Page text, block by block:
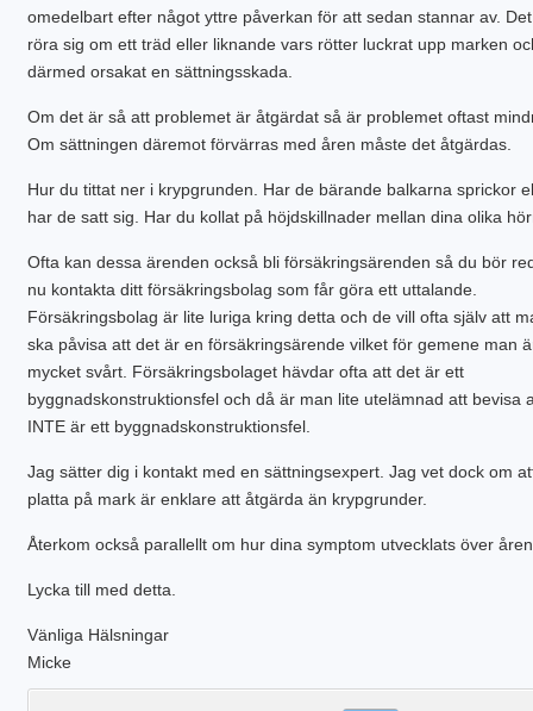
omedelbart efter något yttre påverkan för att sedan stannar av.
röra sig om ett träd eller liknande vars rötter luckrat upp marken
därmed orsakat en sättningsskada.
Om det är så att problemet är åtgärdat så är problemet oftast
Om sättningen däremot förvärras med åren måste det åtgärdas.
Hur du tittat ner i krypgrunden. Har de bärande balkarna sprickor
har de satt sig. Har du kollat på höjdskillnader mellan dina olika
Ofta kan dessa ärenden också bli försäkringsärenden så du bör
nu kontakta ditt försäkringsbolag som får göra ett uttalande.
Försäkringsbolag är lite luriga kring detta och de vill ofta själv att
ska påvisa att det är en försäkringsärende vilket för gemene man
mycket svårt. Försäkringsbolaget hävdar ofta att det är ett
byggnadskonstruktionsfel och då är man lite utelämnad att bevisa
INTE är ett byggnadskonstruktionsfel.
Jag sätter dig i kontakt med en sättningsexpert. Jag vet dock om
platta på mark är enklare att åtgärda än krypgrunder.
Återkom också parallellt om hur dina symptom utvecklats över
Lycka till med detta.
Vänliga Hälsningar
Micke